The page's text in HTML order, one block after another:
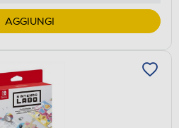
AGGIUNGI